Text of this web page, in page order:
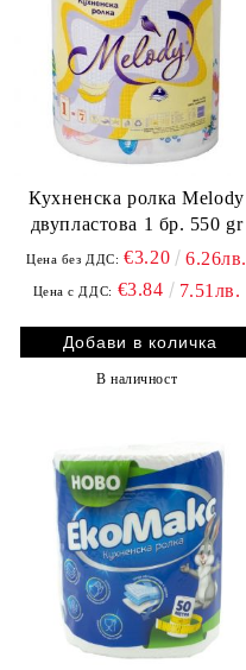
Кухненска ролка Melody
двупластова 1 бр. 550 gr
Цена без ДДС: €3.20 6.26лв.
Цена с ДДС: €3.84 7.51лв.
В наличност